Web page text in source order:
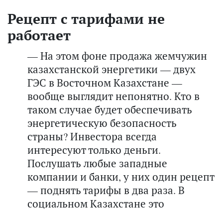
Рецепт с тарифами не
работает
— На этом фоне продажа жемчужин
казахстанской энергетики — двух
ГЭС в Восточном Казахстане —
вообще выглядит непонятно. Кто в
таком случае будет обеспечивать
энергетическую безопасность
страны? Инвестора всегда
интересуют только деньги.
Послушать любые западные
компании и банки, у них один рецепт
— поднять тарифы в два раза. В
социальном Казахстане это